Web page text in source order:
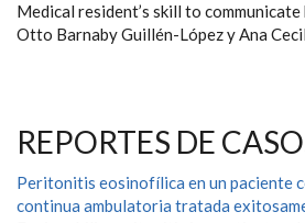
Medical resident’s skill to communicate
Otto Barnaby Guillén-López y Ana
REPORTES DE
Peritonitis eosinofílica en un paciente
continua ambulatoria tratada